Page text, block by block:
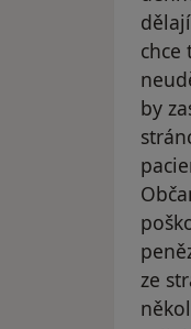
chce
by
ze